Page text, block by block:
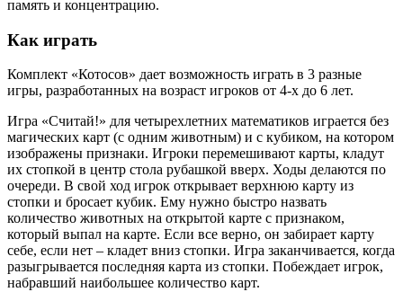
память и концентрацию.
Как играть
Комплект «Котосов» дает возможность играть в 3 разные
игры, разработанных на возраст игроков от 4-х до 6 лет.
Игра «Считай!» для четырехлетних математиков играется без
магических карт (с одним животным) и с кубиком, на котором
изображены признаки. Игроки перемешивают карты, кладут
их стопкой в центр стола рубашкой вверх. Ходы делаются по
очереди. В свой ход игрок открывает верхнюю карту из
стопки и бросает кубик. Ему нужно быстро назвать
количество животных на открытой карте с признаком,
который выпал на карте. Если все верно, он забирает карту
себе, если нет – кладет вниз стопки. Игра заканчивается, когда
разыгрывается последняя карта из стопки. Побеждает игрок,
набравший наибольшее количество карт.